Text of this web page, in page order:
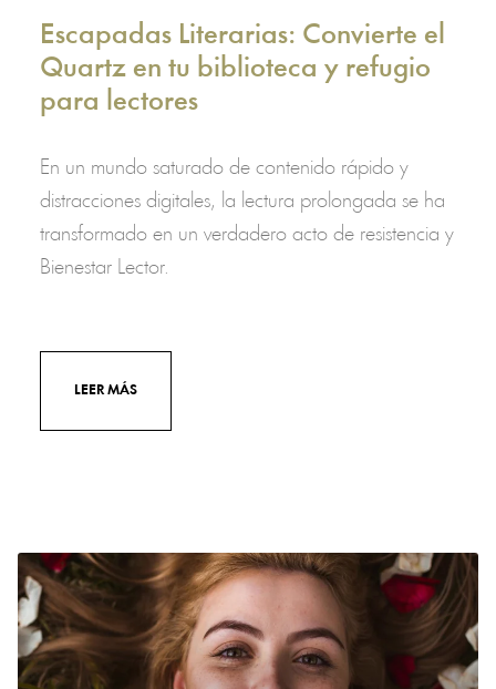
Escapadas Literarias: Convierte el
Quartz en tu biblioteca y refugio
para lectores
En un mundo saturado de contenido rápido y
distracciones digitales, la lectura prolongada se ha
transformado en un verdadero acto de resistencia y
Bienestar Lector.
LEER MÁS